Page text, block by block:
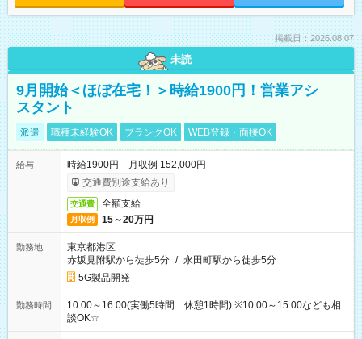
掲載日：2026.08.07
未読
9月開始＜ほぼ在宅！＞時給1900円！営業アシ
スタント
派遣 職種未経験OK ブランクOK WEB登録・面接OK
給与
時給1900円 月収例 152,000円
交通費別途支給あり
交通費 全額支給
月収例 15～20万円
勤務地
東京都港区
赤坂見附駅から徒歩5分 / 永田町駅から徒歩5分
5G製品開発
勤務時間
10:00～16:00(実働5時間 休憩1時間) ※10:00～15:00なども相
談OK☆